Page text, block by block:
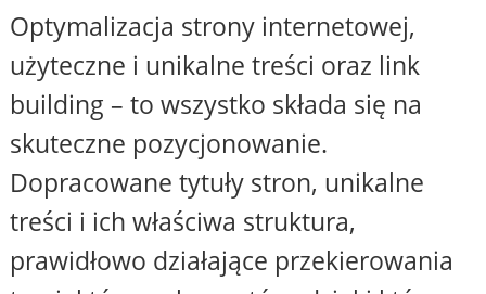
Optymalizacja strony internetowej,
użyteczne i unikalne treści oraz link
building – to wszystko składa się na
skuteczne pozycjonowanie.
Dopracowane tytuły stron, unikalne
treści i ich właściwa struktura,
prawidłowo działające przekierowania